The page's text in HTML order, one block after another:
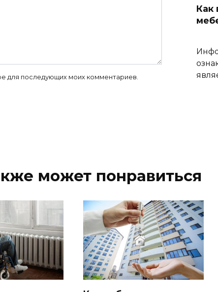
для последующих моих комментариев.
Как
может понравиться